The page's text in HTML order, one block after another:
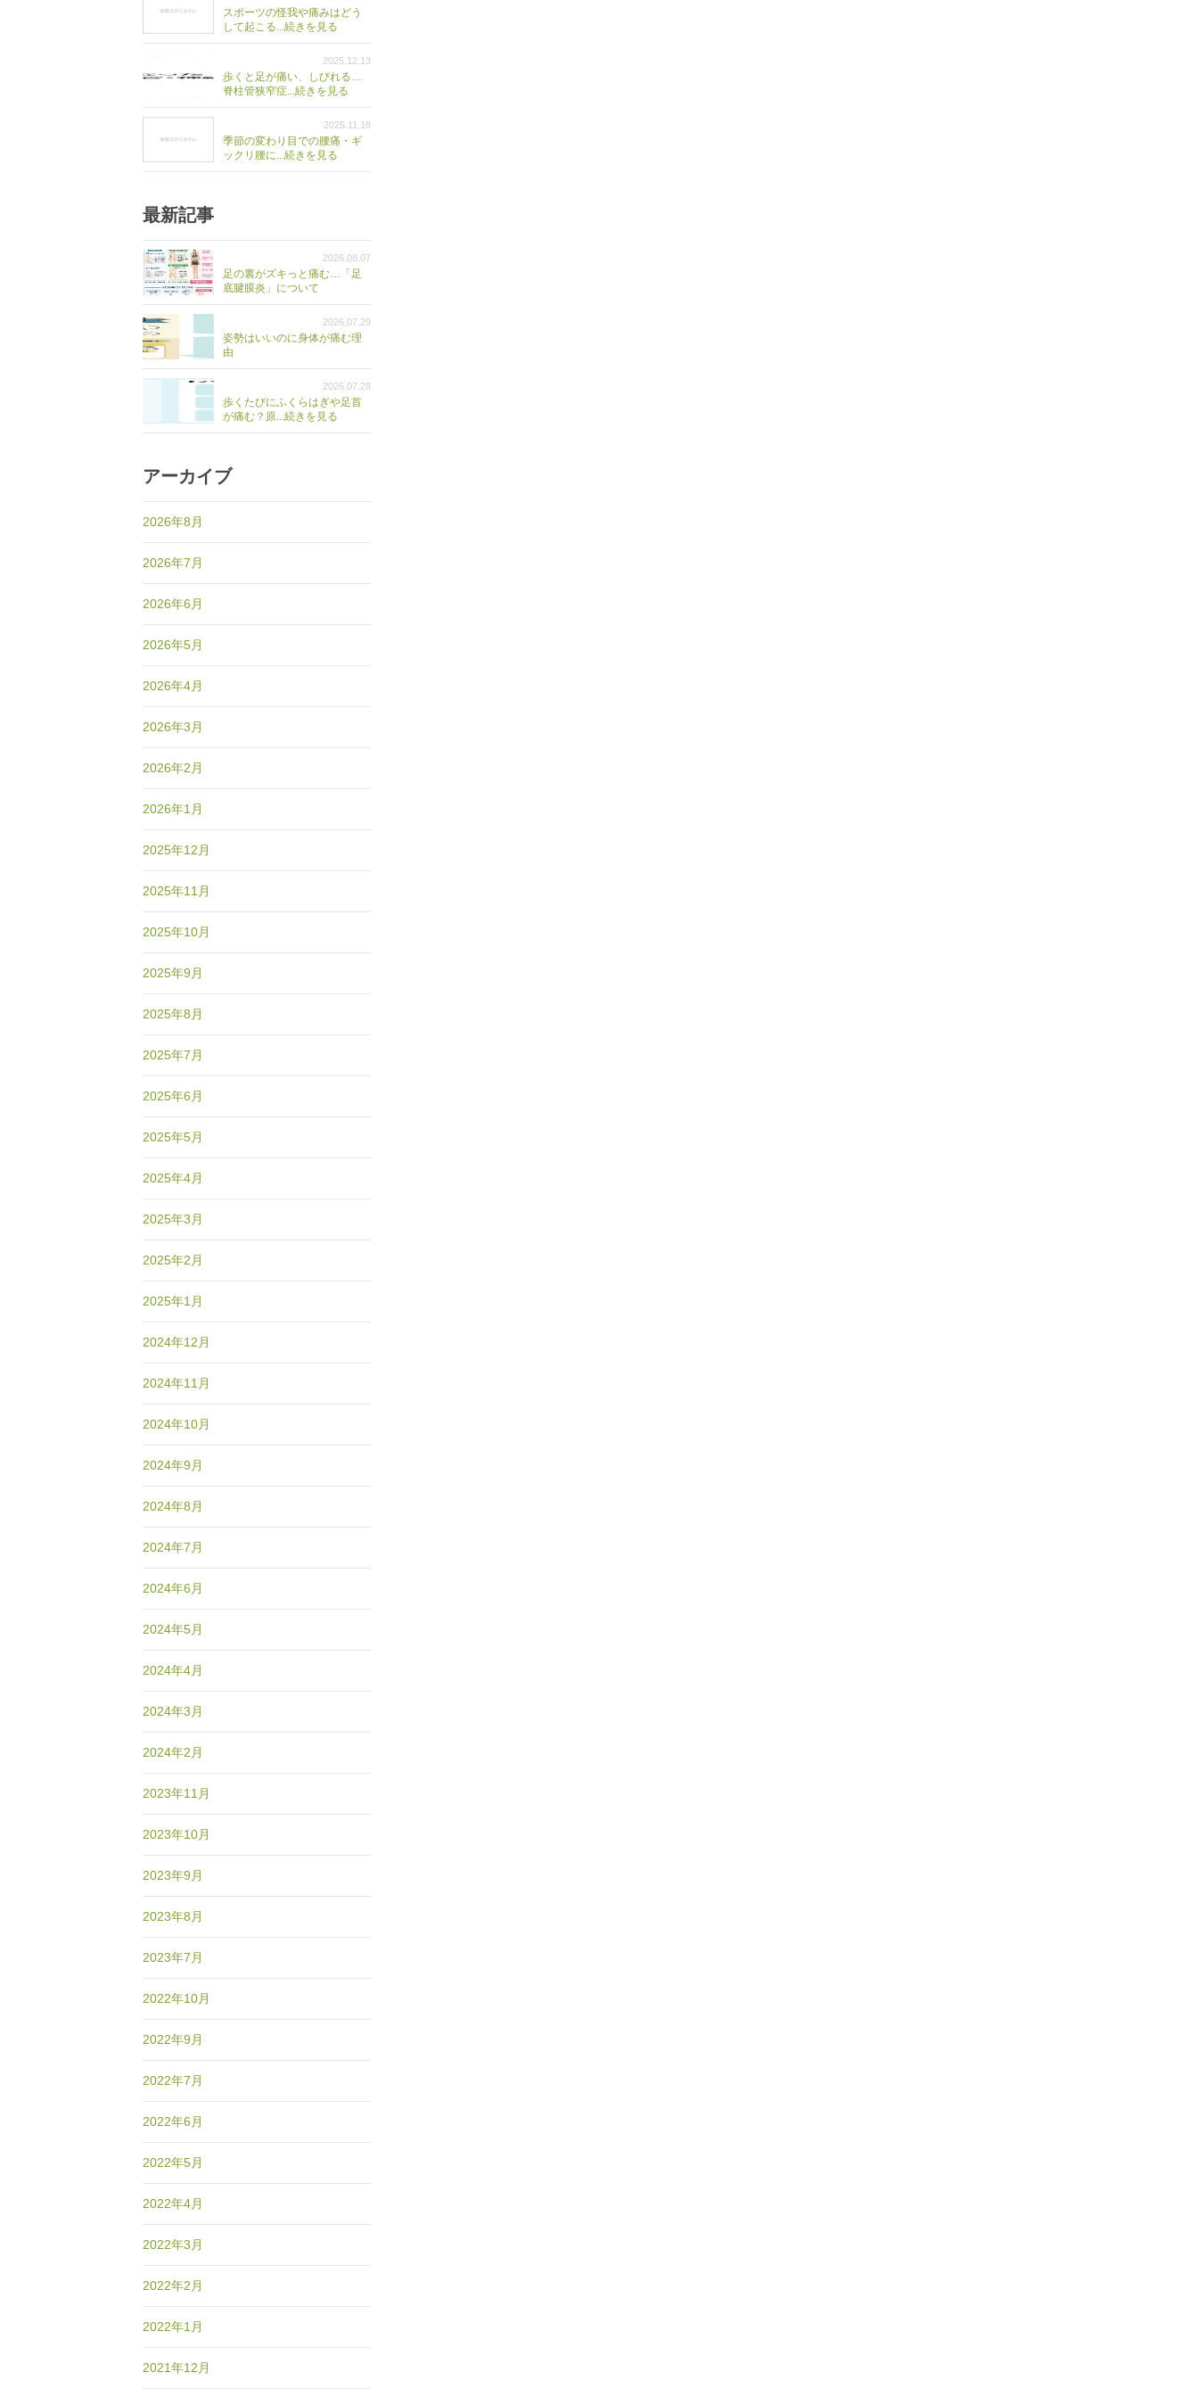
スポーツの怪我や痛みはどう
して起こる...続きを見る
2025.12.13
歩くと足が痛い、しびれる…
脊柱管狭窄症...続きを見る
2025.11.18
季節の変わり目での腰痛・ギ
ックリ腰に...続きを見る
最新記事
2026.08.07
足の裏がズキっと痛む…「足
底腱膜炎」について
2026.07.29
姿勢はいいのに身体が痛む理
由
2026.07.28
歩くたびにふくらはぎや足首
が痛む？原...続きを見る
アーカイブ
2026年8月
2026年7月
2026年6月
2026年5月
2026年4月
2026年3月
2026年2月
2026年1月
2025年12月
2025年11月
2025年10月
2025年9月
2025年8月
2025年7月
2025年6月
2025年5月
2025年4月
2025年3月
2025年2月
2025年1月
2024年12月
2024年11月
2024年10月
2024年9月
2024年8月
2024年7月
2024年6月
2024年5月
2024年4月
2024年3月
2024年2月
2023年11月
2023年10月
2023年9月
2023年8月
2023年7月
2022年10月
2022年9月
2022年7月
2022年6月
2022年5月
2022年4月
2022年3月
2022年2月
2022年1月
2021年12月